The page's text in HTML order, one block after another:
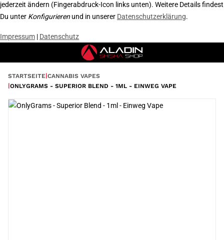
jederzeit ändern (Fingerabdruck-Icon links unten). Weitere Details findest
Du unter Konfigurieren und in unserer Datenschutzerklärung.
Impressum | Datenschutz
STARTSEITE CANNABIS VAPES
ONLYGRAMS - SUPERIOR BLEND - 1ML - EINWEG VAPE